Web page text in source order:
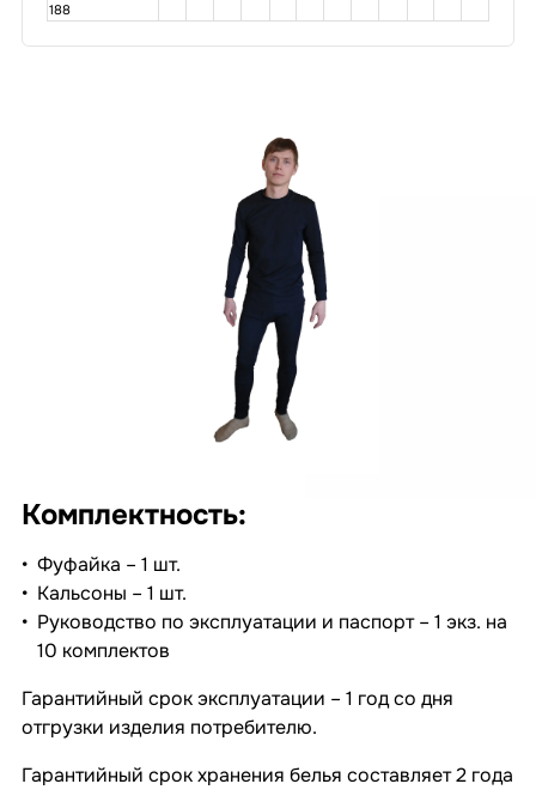
188
Комплектность:​
Фуфайка – 1 шт.
Кальсоны – 1 шт.
Руководство по эксплуатации и паспорт – 1 экз. на
10 комплектов
Гарантийный срок эксплуатации – 1 год со дня
отгрузки изделия потребителю.
Гарантийный срок хранения белья составляет 2 года